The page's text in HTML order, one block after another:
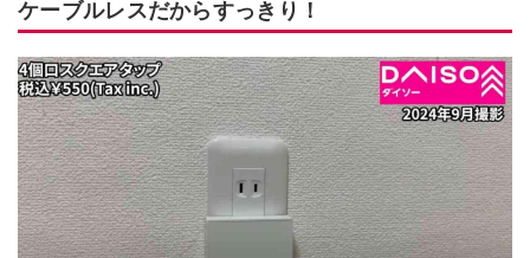
ケーブルレスだからすっきり！